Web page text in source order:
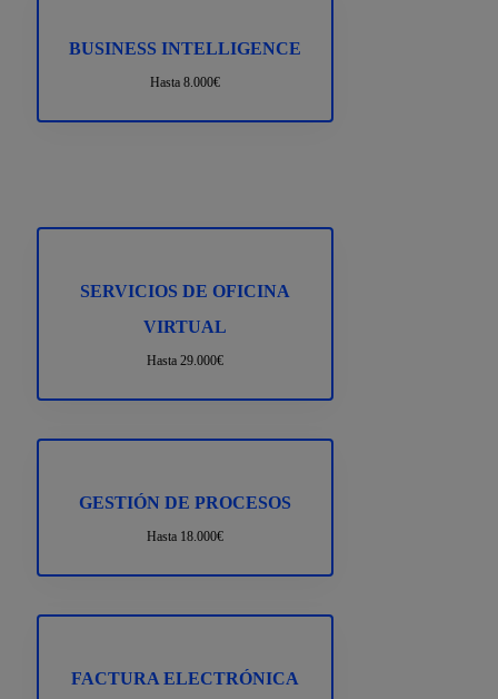
BUSINESS INTELLIGENCE
Hasta 8.000€
SERVICIOS DE OFICINA
VIRTUAL
Hasta 29.000€
GESTIÓN DE PROCESOS
Hasta 18.000€
FACTURA ELECTRÓNICA